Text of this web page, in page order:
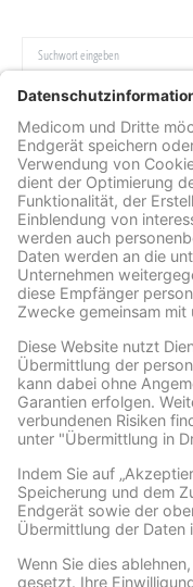
SUCHE NACH:
Archive
ARCHIVE
Facebook
Wir benötigen
Wir
Inhalte
Daten zu
lesen Sie die
der